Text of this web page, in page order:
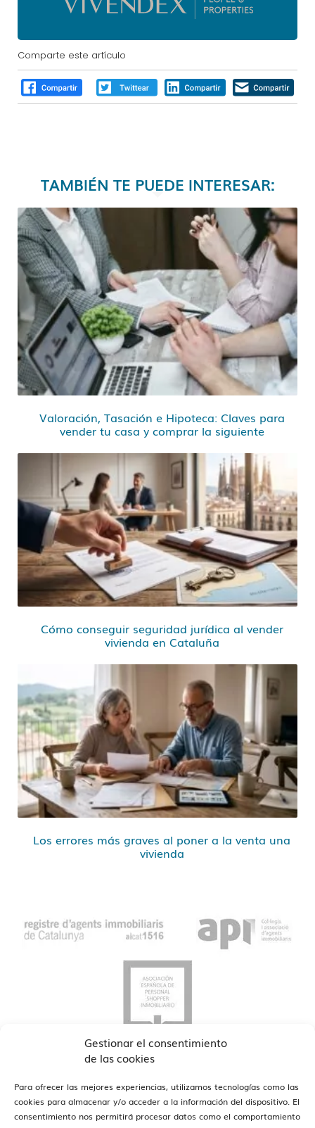
Gestionar el consentimiento
de las cookies
Para ofrecer las mejores experiencias, utilizamos tecnologías como las
cookies para almacenar y/o acceder a la información del dispositivo. El
consentimiento nos permitirá procesar datos como el comportamiento
Comparte este artículo
TAMBIÉN TE PUEDE INTERESAR:
Valoración, Tasación e Hipoteca: Claves para
vender tu casa y comprar la siguiente
Cómo conseguir seguridad jurídica al vender
vivienda en Cataluña
Los errores más graves al poner a la venta una
vivienda